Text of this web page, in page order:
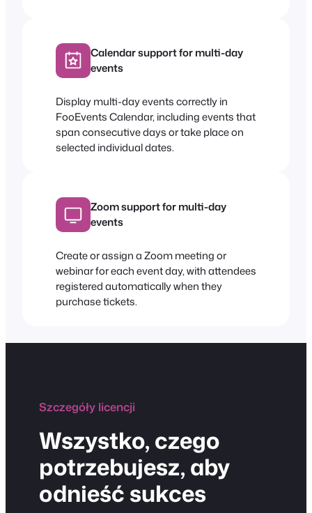
Calendar support for multi-day
events
Display multi-day events correctly in
FooEvents Calendar, including events that
span consecutive days or take place on
selected individual dates.
Zoom support for multi-day
events
Create or assign a Zoom meeting or
webinar for each event day, with attendees
registered automatically when they
purchase tickets.
Szczegóły licencji
Wszystko, czego
potrzebujesz, aby
odnieść sukces